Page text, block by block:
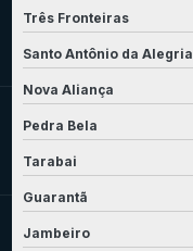
Três Fronteiras
Santo Antônio da Alegria
Nova Aliança
Pedra Bela
Tarabai
Guarantã
Jambeiro